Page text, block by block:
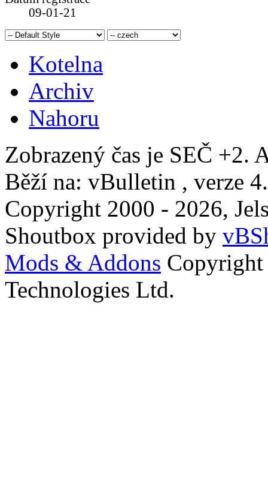
09-01-21
Kotelna
Archiv
Nahoru
Zobrazený čas je SEČ +2.
Běží na: vBulletin , verze
Copyright 2000 - 2026,
Shoutbox provided by
Mods & Addons
Technologies Ltd.